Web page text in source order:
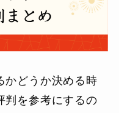
かどうか決める時
判を参考にするの